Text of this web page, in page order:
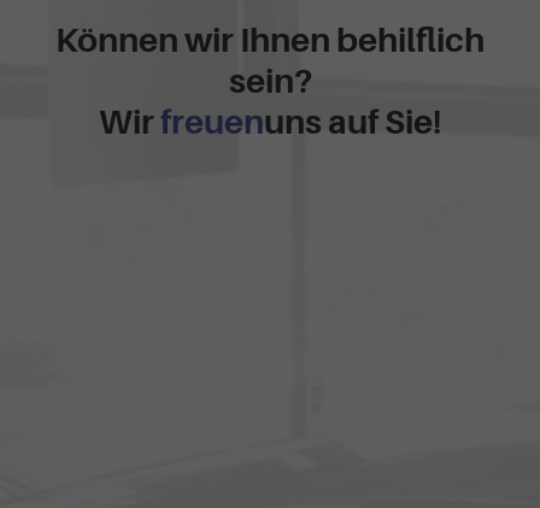
Können wir Ihnen behilflich
sein?
Wirfreuenuns auf Sie!